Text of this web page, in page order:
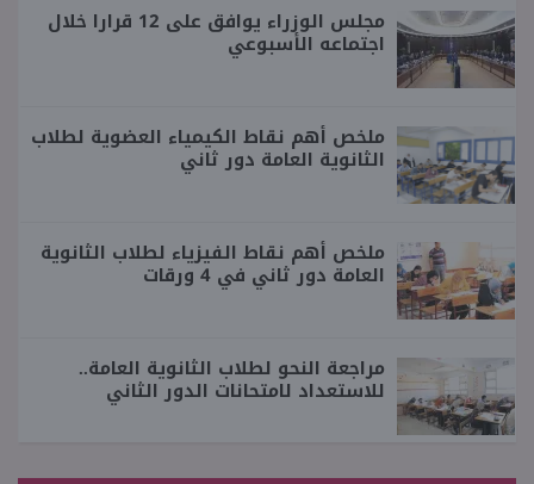
مجلس الوزراء يوافق على 12 قرارا خلال
اجتماعه الأسبوعي
ملخص أهم نقاط الكيمياء العضوية لطلاب
الثانوية العامة دور ثاني
ملخص أهم نقاط الفيزياء لطلاب الثانوية
العامة دور ثاني في 4 ورقات
مراجعة النحو لطلاب الثانوية العامة..
للاستعداد لامتحانات الدور الثاني